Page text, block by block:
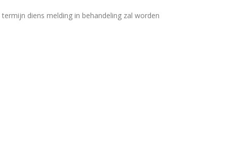
diens melding in behandeling zal worden